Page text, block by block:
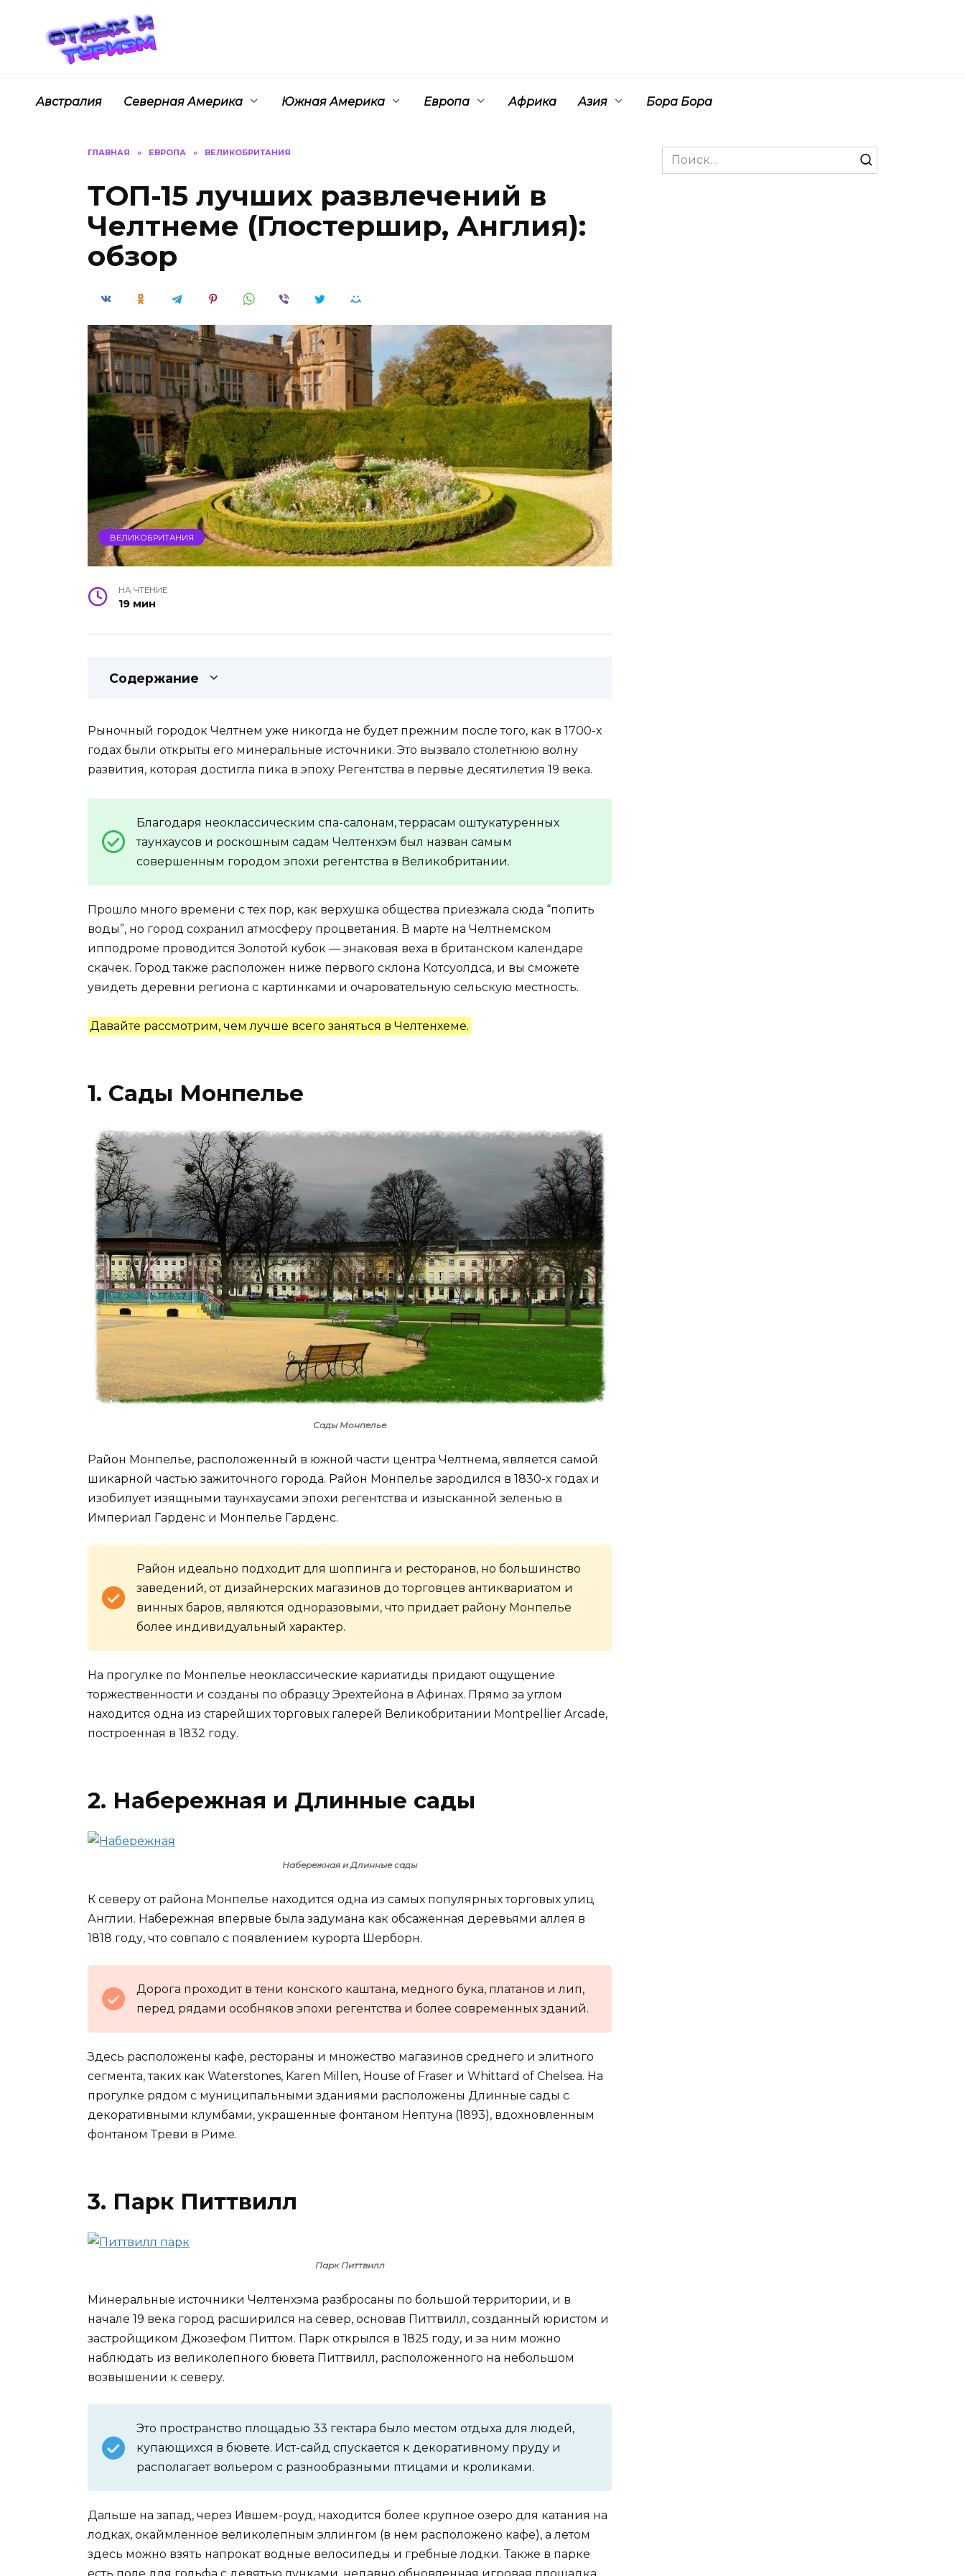
содержанию
Австралия Северная Америка Южная Америка Европа Африка Азия Бора Бора
ГЛАВНАЯ » ЕВРОПА » ВЕЛИКОБРИТАНИЯ
ТОП-15 лучших развлечений в
Челтнеме (Глостершир, Англия):
обзор
ВЕЛИКОБРИТАНИЯ
НА ЧТЕНИЕ
19 мин
Содержание
Рыночный городок Челтнем уже никогда не будет прежним после того, как в 1700-х
годах были открыты его минеральные источники. Это вызвало столетнюю волну
развития, которая достигла пика в эпоху Регентства в первые десятилетия 19 века.
Благодаря неоклассическим спа-салонам, террасам оштукатуренных
таунхаусов и роскошным садам Челтенхэм был назван самым
совершенным городом эпохи регентства в Великобритании.
Прошло много времени с тех пор, как верхушка общества приезжала сюда “попить
воды”, но город сохранил атмосферу процветания. В марте на Челтнемском
ипподроме проводится Золотой кубок — знаковая веха в британском календаре
скачек. Город также расположен ниже первого склона Котсуолдса, и вы сможете
увидеть деревни региона с картинками и очаровательную сельскую местность.
Давайте рассмотрим, чем лучше всего заняться в Челтенхеме.
1. Сады Монпелье
Сады Монпелье
Район Монпелье, расположенный в южной части центра Челтнема, является самой
шикарной частью зажиточного города. Район Монпелье зародился в 1830-х годах и
изобилует изящными таунхаусами эпохи регентства и изысканной зеленью в
Империал Гарденс и Монпелье Гарденс.
Район идеально подходит для шоппинга и ресторанов, но большинство
заведений, от дизайнерских магазинов до торговцев антиквариатом и
винных баров, являются одноразовыми, что придает району Монпелье
более индивидуальный характер.
На прогулке по Монпелье неоклассические кариатиды придают ощущение
торжественности и созданы по образцу Эрехтейона в Афинах. Прямо за углом
находится одна из старейших торговых галерей Великобритании Montpellier Arcade,
построенная в 1832 году.
2. Набережная и Длинные сады
Набережная и Длинные сады
К северу от района Монпелье находится одна из самых популярных торговых улиц
Англии. Набережная впервые была задумана как обсаженная деревьями аллея в
1818 году, что совпало с появлением курорта Шерборн.
Дорога проходит в тени конского каштана, медного бука, платанов и лип,
перед рядами особняков эпохи регентства и более современных зданий.
Здесь расположены кафе, рестораны и множество магазинов среднего и элитного
сегмента, таких как Waterstones, Karen Millen, House of Fraser и Whittard of Chelsea. На
прогулке рядом с муниципальными зданиями расположены Длинные сады с
декоративными клумбами, украшенные фонтаном Нептуна (1893), вдохновленным
фонтаном Треви в Риме.
3. Парк Питтвилл
Парк Питтвилл
Минеральные источники Челтенхэма разбросаны по большой территории, и в
начале 19 века город расширился на север, основав Питтвилл, созданный юристом и
застройщиком Джозефом Питтом. Парк открылся в 1825 году, и за ним можно
наблюдать из великолепного бювета Питтвилл, расположенного на небольшом
возвышении к северу.
Это пространство площадью 33 гектара было местом отдыха для людей,
купающихся в бювете. Ист-сайд спускается к декоративному пруду и
располагает вольером с разнообразными птицами и кроликами.
Дальше на запад, через Ившем-роуд, находится более крупное озеро для катания на
лодках, окаймленное великолепным эллингом (в нем расположено кафе), а летом
здесь можно взять напрокат водные велосипеды и гребные лодки. Также в парке
Search
for: